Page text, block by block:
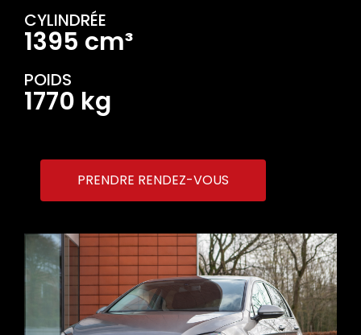
CYLINDRÉE
1395 cm³
POIDS
1770 kg
PRENDRE RENDEZ-VOUS